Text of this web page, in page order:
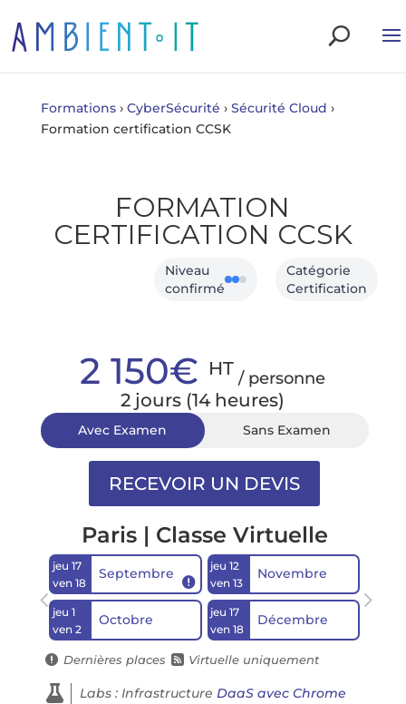
Formations › CyberSécurité › Sécurité Cloud ›
Formation certification CCSK
FORMATION
CERTIFICATION CCSK
Niveau
confirmé
Catégorie
Certification
2 150€ HT / personne
2 jours (14 heures)
Avec Examen Sans Examen
Paris | Classe Virtuelle
jeu 17
ven 18
Septembre

jeu 1
ven 2
Octobre
jeu 12
ven 13
Novembre
jeu 17
ven 18
Décembre
 Dernières places  Virtuelle uniquement
 Labs : Infrastructure DaaS avec Chrome